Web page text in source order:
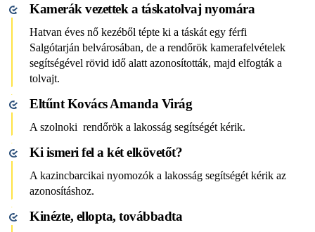
Kamerák vezettek a táskatolvaj nyomára
Hatvan éves nő kezéből tépte ki a táskát egy férfi
Salgótarján belvárosában, de a rendőrök kamerafelvételek
segítségével rövid idő alatt azonosították, majd elfogták a
tolvajt.
Eltűnt Kovács Amanda Virág
A szolnoki rendőrök a lakosság segítségét kérik.
Ki ismeri fel a két elkövetőt?
A kazincbarcikai nyomozók a lakosság segítségét kérik az
azonosításhoz.
Kinézte, ellopta, továbbadta